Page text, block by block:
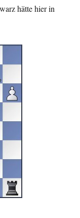
hätte hier in